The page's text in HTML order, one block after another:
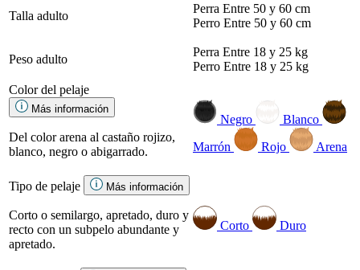
Talla adulto
Perra Entre 50 y 60 cm
Perro Entre 50 y 60 cm
Peso adulto
Perra Entre 18 y 25 kg
Perro Entre 18 y 25 kg
Color del pelaje
Más información
Del color arena al castaño rojizo,
blanco, negro o abigarrado.
Negro
Blanco
Marrón
Rojo Arena
Tipo de pelaje Más información
Corto o semilargo, apretado, duro y
recto con un subpelo abundante y
apretado.
Corto Duro